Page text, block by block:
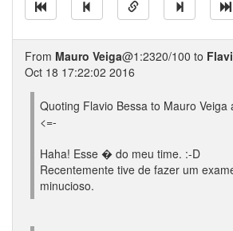
From Mauro Veiga@1:2320/100 to
Oct 18 17:22:02 2016
Quoting Flavio Bessa to Mauro Veiga
<=-
Haha! Esse � do meu time. :-D
Recentemente tive de fazer um
minucioso.